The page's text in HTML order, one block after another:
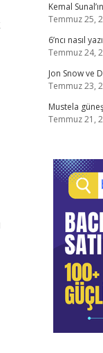
Kemal
Temmuz 25,
6’ncı nasıl
Temmuz 24,
Jon Snow ve
Temmuz 23,
Mustela
Temmuz 21,